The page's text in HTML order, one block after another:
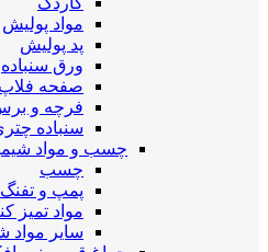
مواد پولیش
پد پولیش
ورق سنباده
صفحه
فرچه و
سنباده
چسب و مواد
چسب
پمپ و
مواد تمیز
سایر مواد